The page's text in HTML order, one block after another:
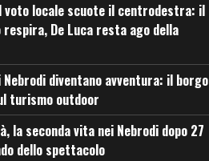
voto locale scuote il centrodestra: il
respira, De Luca resta ago della
Nebrodi diventano avventura: il borgo
turismo outdoor
la seconda vita nei Nebrodi dopo 27
dello spettacolo